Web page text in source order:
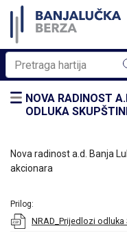
NOVA RADINOST
ODLUKA
Nova radinost a.d. Banja
akcionara
Prilog:
NRAD_Prijedlozi odluka